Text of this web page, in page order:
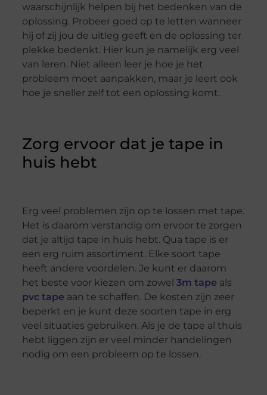
waarschijnlijk helpen bij het bedenken van de
oplossing. Probeer goed op te letten wanneer
hij of zij jou de uitleg geeft en de oplossing ter
plekke bedenkt. Hier kun je namelijk erg veel
van leren. Niet alleen leer je hoe je het
probleem moet aanpakken, maar je leert ook
hoe je sneller zelf tot een oplossing komt.
Zorg ervoor dat je tape in
huis hebt
Erg veel problemen zijn op te lossen met tape.
Het is daarom verstandig om ervoor te zorgen
dat je altijd tape in huis hebt. Qua tape is er
een erg ruim assortiment. Elke soort tape
heeft andere voordelen. Je kunt er daarom
het beste voor kiezen om zowel 3m tape als
pvc tape aan te schaffen. De kosten zijn zeer
beperkt en je kunt deze soorten tape in erg
veel situaties gebruiken. Als je de tape al thuis
hebt liggen zijn er veel minder handelingen
nodig om een probleem op te lossen.